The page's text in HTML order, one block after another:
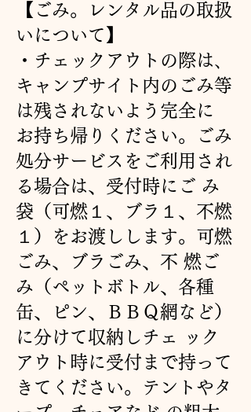
【ごみ。レンタル品の取扱
いについて】
・チェックアウトの際は､
キャンプサイト内のごみ等
は残されないよう完全に
お持ち帰りください。ごみ
処分サービスをご利用され
る場合は、受付時にご み
袋（可燃１、ブラ１、不燃
１）をお渡しします。可燃
ごみ、ブラごみ、不 燃ご
み（ペットボトル、各種
缶、ピン、ＢＢＱ網など）
に分けて収納しチェ ック
アウト時に受付まで持って
きてください。テントやタ